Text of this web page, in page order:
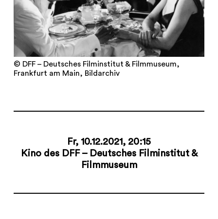
© DFF – Deutsches Filminstitut & Filmmuseum,
Frankfurt am Main, Bildarchiv
Fr, 10.12.2021, 20:15
Kino des DFF – Deutsches Filminstitut &
Filmmuseum